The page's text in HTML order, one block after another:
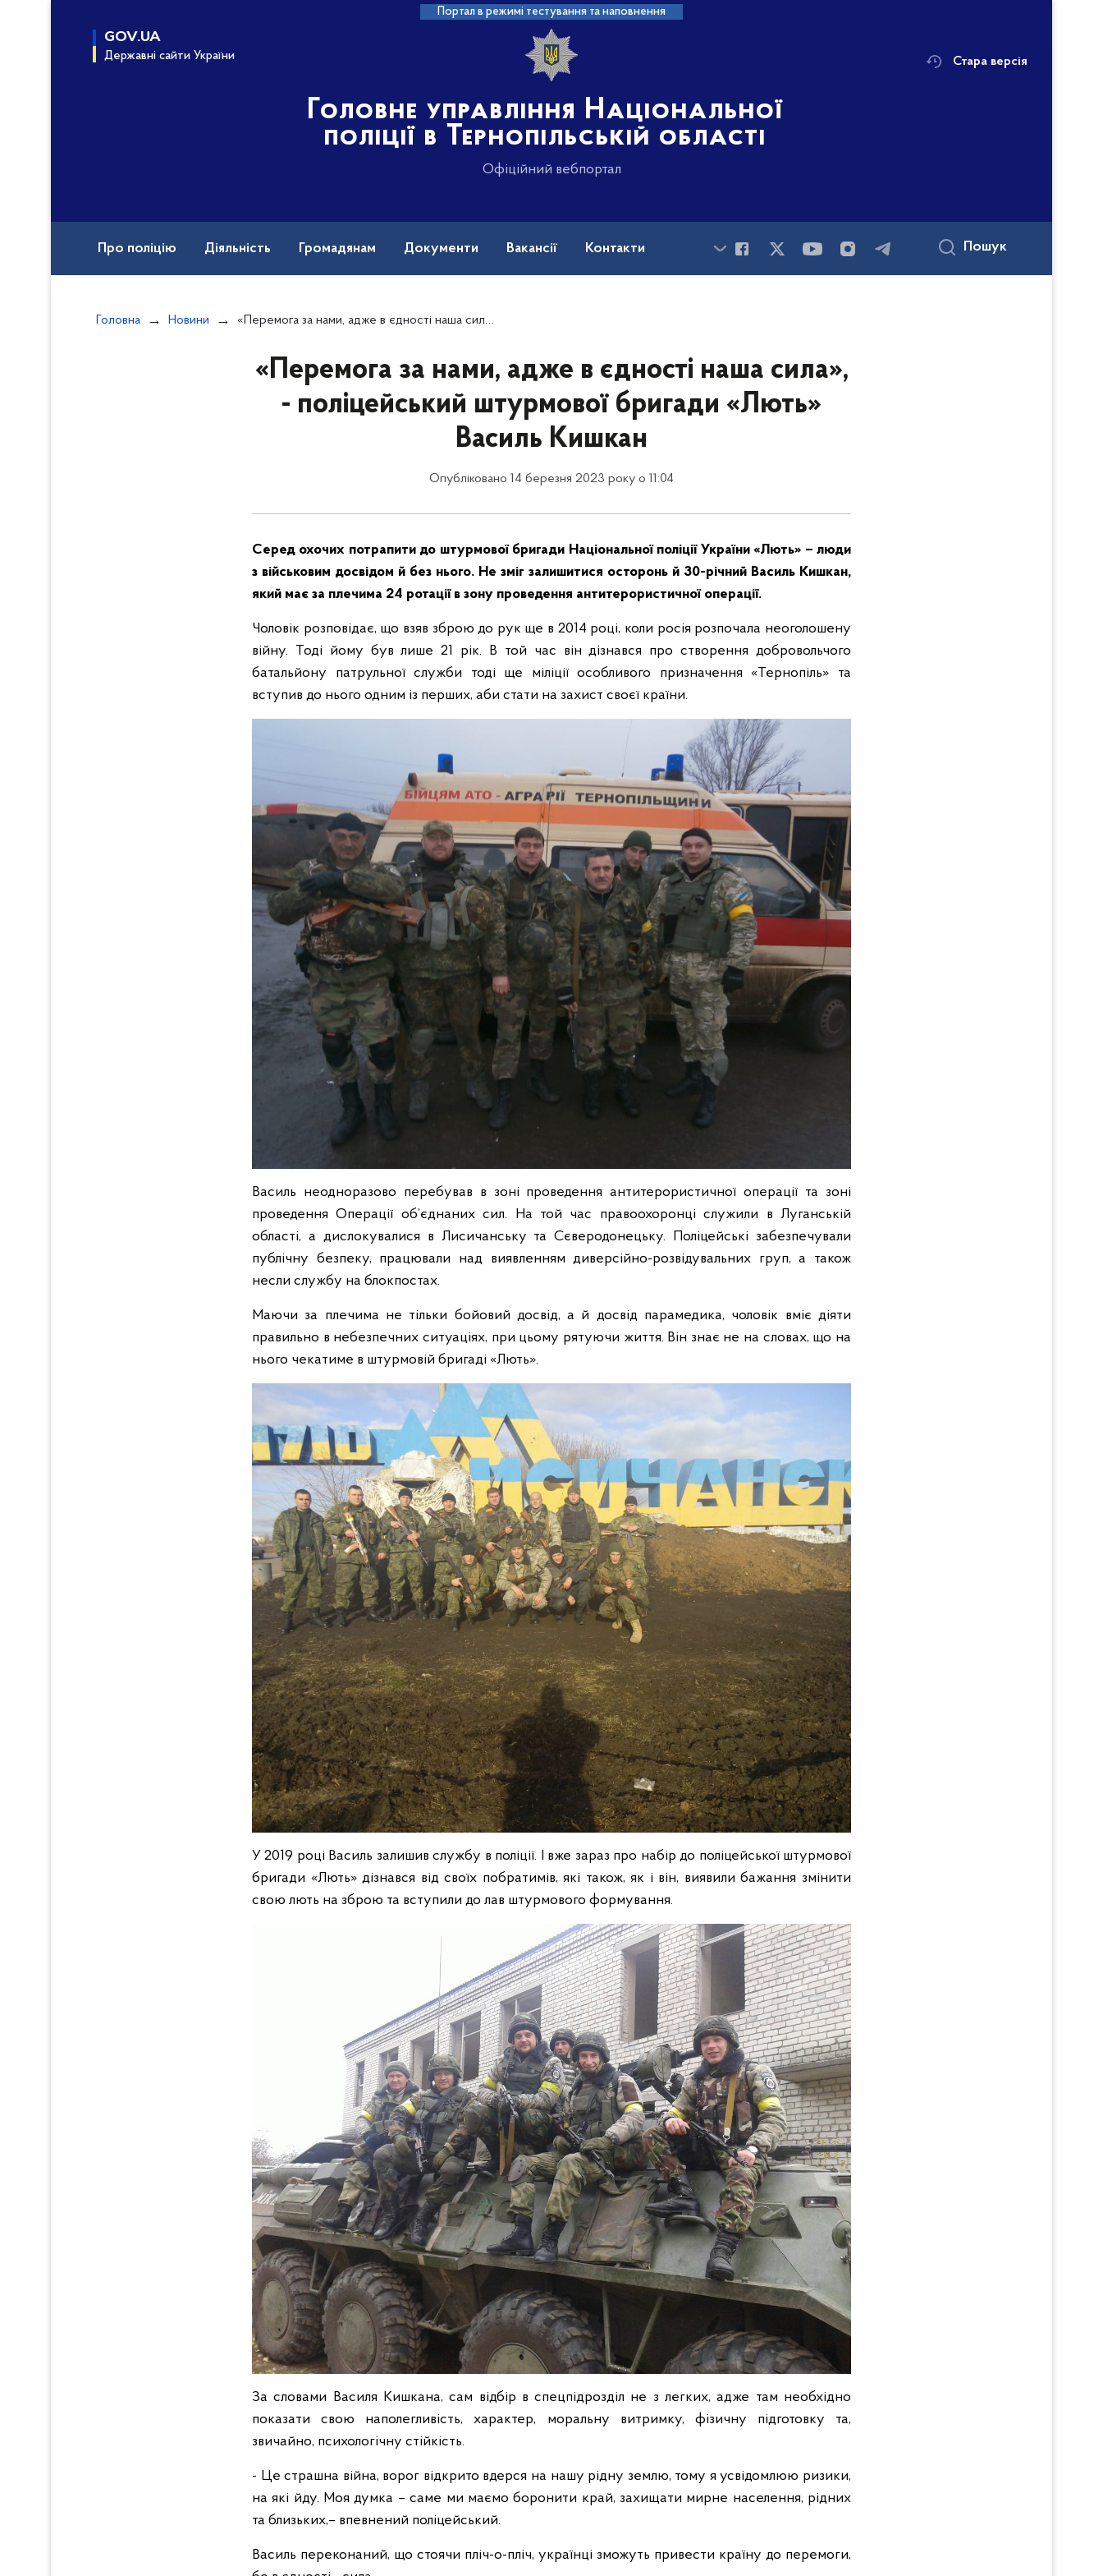
Портал в режимі тестування та наповнення
GOV.UA
Державні сайти України
Головне управління Національної
поліції в Тернопільській області
Офіційний вебпортал
Стара версія
Про поліцію Діяльність Громадянам Документи Вакансії Контакти Пошук
Головна Новини «Перемога за нами, адже в єдності наша сила», - поліцейський штурмової бригади «Лють» Василь Кишкан
«Перемога за нами, адже в єдності наша сила»,
- поліцейський штурмової бригади «Лють»
Василь Кишкан
Опубліковано 14 березня 2023 року о 11:04
Серед охочих потрапити до штурмової бригади Національної поліції України «Лють» – люди
з військовим досвідом й без нього. Не зміг залишитися осторонь й 30-річний Василь Кишкан,
який має за плечима 24 ротації в зону проведення антитерористичної операції.
Чоловік розповідає, що взяв зброю до рук ще в 2014 році, коли росія розпочала неоголошену
війну. Тоді йому був лише 21 рік. В той час він дізнався про створення добровольчого
батальйону патрульної служби тоді ще міліції особливого призначення «Тернопіль» та
вступив до нього одним із перших, аби стати на захист своєї країни.
Василь неодноразово перебував в зоні проведення антитерористичної операції та зоні
проведення Операції об’єднаних сил. На той час правоохоронці служили в Луганській
області, а дислокувалися в Лисичанську та Сєверодонецьку. Поліцейські забезпечували
публічну безпеку, працювали над виявленням диверсійно-розвідувальних груп, а також
несли службу на блокпостах.
Маючи за плечима не тільки бойовий досвід, а й досвід парамедика, чоловік вміє діяти
правильно в небезпечних ситуаціях, при цьому рятуючи життя. Він знає не на словах, що на
нього чекатиме в штурмовій бригаді «Лють».
У 2019 році Василь залишив службу в поліції. І вже зараз про набір до поліцейської штурмової
бригади «Лють» дізнався від своїх побратимів, які також, як і він, виявили бажання змінити
свою лють на зброю та вступили до лав штурмового формування.
За словами Василя Кишкана, сам відбір в спецпідрозділ не з легких, адже там необхідно
показати свою наполегливість, характер, моральну витримку, фізичну підготовку та,
звичайно, психологічну стійкість.
- Це страшна війна, ворог відкрито вдерся на нашу рідну землю, тому я усвідомлюю ризики,
на які йду. Моя думка – саме ми маємо боронити край, захищати мирне населення, рідних
та близьких,– впевнений поліцейський.
Василь переконаний, що стоячи пліч-о-пліч, українці зможуть привести країну до перемоги,